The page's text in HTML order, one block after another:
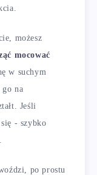
możesz
mocować
w suchym
na
Jeśli
- szybko
po prostu